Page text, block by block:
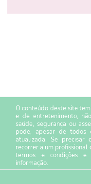
O conteúdo deste site
e de entretenimento,
saúde, segurança ou
pode, apesar de todos
atualizada. Se precisar
recorrer a um profissional
termos e condiçõese
informação.